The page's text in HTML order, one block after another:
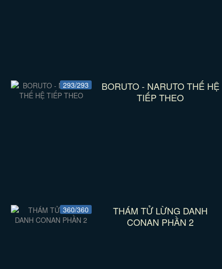
293/293
BORUTO - NARUTO THẾ HỆ
TIẾP THEO
360/360
THÁM TỬ LỪNG DANH
CONAN PHẦN 2